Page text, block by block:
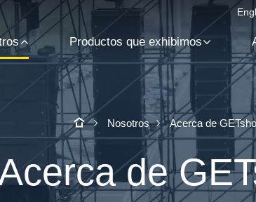
Productos que exhibimos
Nosotros Acerca de
de